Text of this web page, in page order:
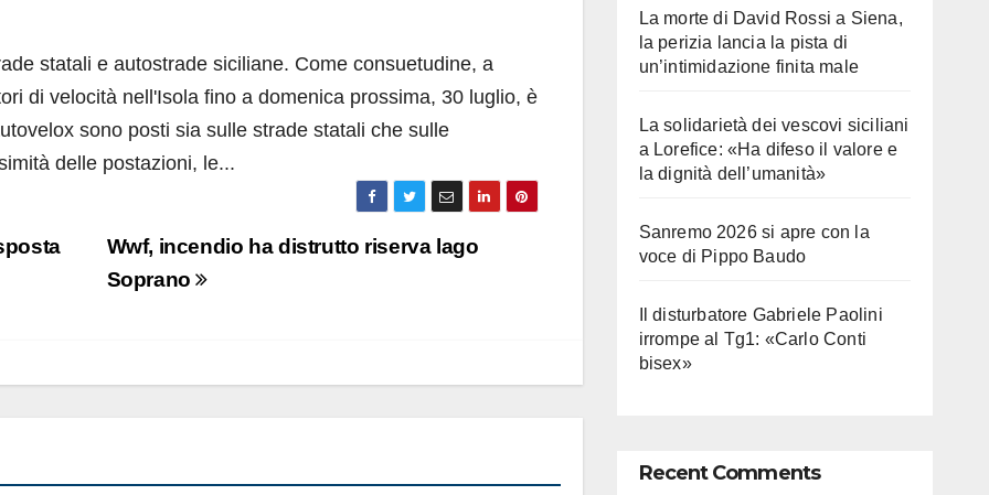
statali e autostrade siciliane. Come consuetudine, a
di velocità nell'Isola fino a domenica prossima, 30 luglio, è
sono posti sia sulle strade statali che sulle
delle postazioni, le...
Wwf, incendio ha distrutto riserva lago
Soprano
La morte di David Rossi a Siena,
la perizia lancia la pista di
un’intimidazione finita male
La solidarietà dei vescovi siciliani
a Lorefice: «Ha difeso il valore e
la dignità dell’umanità»
Sanremo 2026 si apre con la
voce di Pippo Baudo
Il disturbatore Gabriele Paolini
irrompe al Tg1: «Carlo Conti
bisex»
Recent Comments